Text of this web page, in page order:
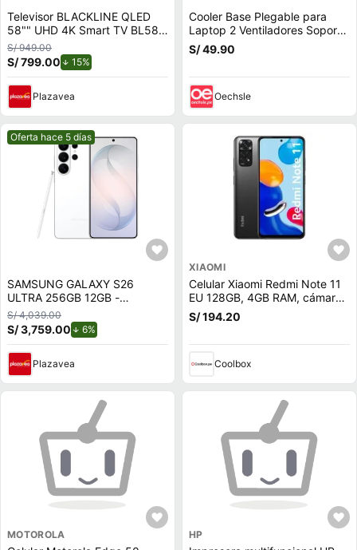
Televisor BLACKLINE QLED
58"" UHD 4K Smart TV BL58-
T8000QD
S/ 949.00
S/ 799.00 15%
Plazavea
Cooler Base Plegable para
Laptop 2 Ventiladores Soporta
hasta 17
S/ 49.90
Oechsle
Mejor precio.
Oferta hace 5 días
SAMSUNG GALAXY S26
ULTRA 256GB 12GB -
BLANCO
S/ 4,039.00
S/ 3,759.00 6%
Plazavea
XIAOMI
Celular Xiaomi Redmi Note 11
EU 128GB, 4GB RAM, cámara
trasera 50MP y frontal 13MP,
6.43"", gris (reempacado)
S/ 194.20
Coolbox
MOTOROLA HP